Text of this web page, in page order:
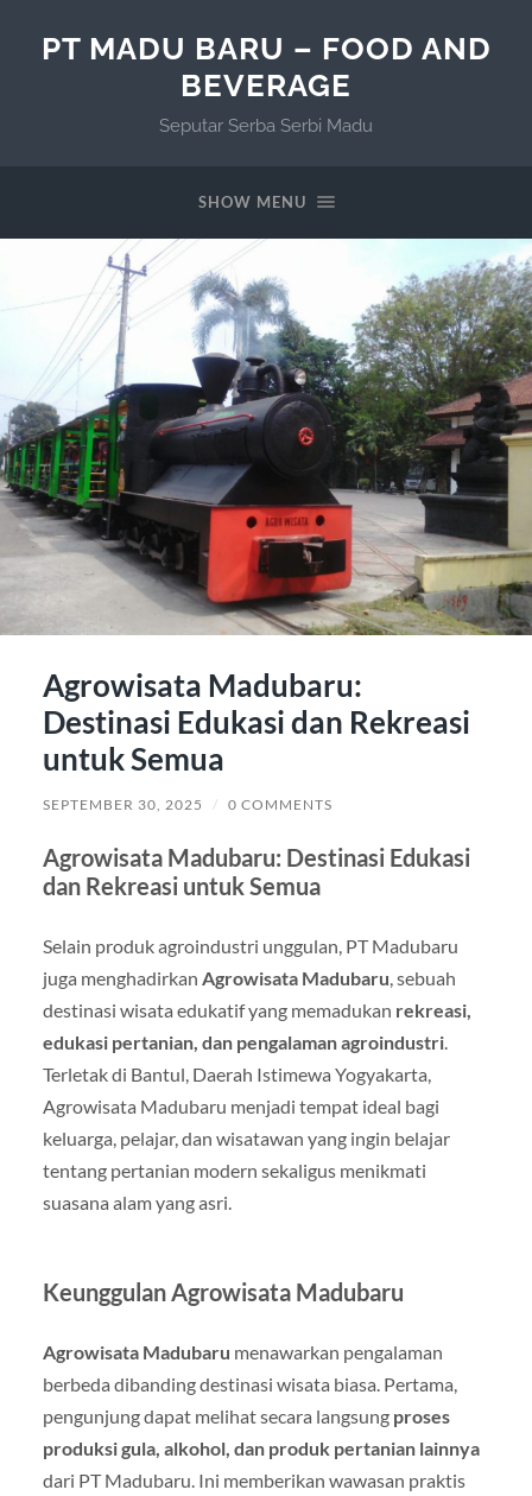
PT MADU BARU – FOOD AND
BEVERAGE
Seputar Serba Serbi Madu
SHOW MENU
Agrowisata Madubaru:
Destinasi Edukasi dan Rekreasi
untuk Semua
SEPTEMBER 30, 2025 / 0 COMMENTS
Agrowisata Madubaru: Destinasi Edukasi
dan Rekreasi untuk Semua
Selain produk agroindustri unggulan, PT Madubaru
juga menghadirkan Agrowisata Madubaru , sebuah
destinasi wisata edukatif yang memadukan rekreasi,
edukasi pertanian, dan pengalaman agroindustri.
Terletak di Bantul, Daerah Istimewa Yogyakarta,
Agrowisata Madubaru menjadi tempat ideal bagi
keluarga, pelajar, dan wisatawan yang ingin belajar
tentang pertanian modern sekaligus menikmati
suasana alam yang asri.
Keunggulan Agrowisata Madubaru
Agrowisata Madubaru menawarkan pengalaman
berbeda dibanding destinasi wisata biasa. Pertama,
pengunjung dapat melihat secara langsung proses
produksi gula, alkohol, dan produk pertanian lainnya
dari PT Madubaru. Ini memberikan wawasan praktis